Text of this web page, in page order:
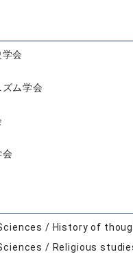
会
ム学会
会
/ History of
/ Religious